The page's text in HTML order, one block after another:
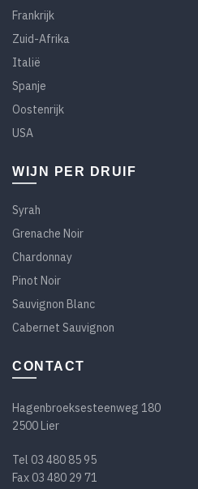
Frankrijk
Zuid-Afrika
Italië
Spanje
Oostenrijk
USA
WIJN PER DRUIF
Syrah
Grenache Noir
Chardonnay
Pinot Noir
Sauvignon Blanc
Cabernet Sauvignon
CONTACT
Hagenbroeksesteenweg 180
2500 Lier
Tel 03 480 85 95
Fax 03 480 29 71